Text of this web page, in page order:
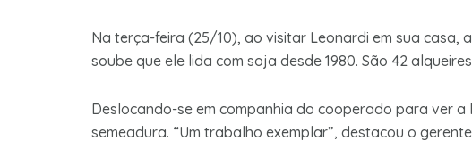
Na terça-feira (25/10), ao visitar Leonardi em sua casa,
soube que ele lida com soja desde 1980. São 42
Deslocando-se em companhia do cooperado para ver
semeadura. “Um trabalho exemplar”, destacou o